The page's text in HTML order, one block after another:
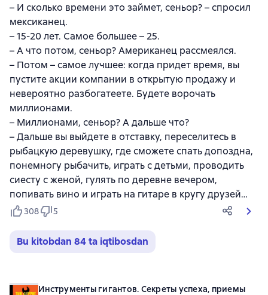
– И сколько времени это займет, сеньор? – спросил
мексиканец.
– 15-20 лет. Самое большее – 25.
– А что потом, сеньор? Американец рассмеялся.
– Потом – самое лучшее: когда придет время, вы
пустите акции компании в открытую продажу и
невероятно разбогатеете. Будете ворочать
миллионами.
– Миллионами, сеньор? А дальше что?
– Дальше вы выйдете в отставку, переселитесь в
рыбацкую деревушку, где сможете спать допоздна,
понемногу рыбачить, играть с детьми, проводить
сиесту с женой, гулять по деревне вечером,
попивать вино и играть на гитаре в кругу друзей…
308 5
Bu kitobdan 84 ta iqtibosdan
Инструменты гигантов. Секреты успеха, приемы